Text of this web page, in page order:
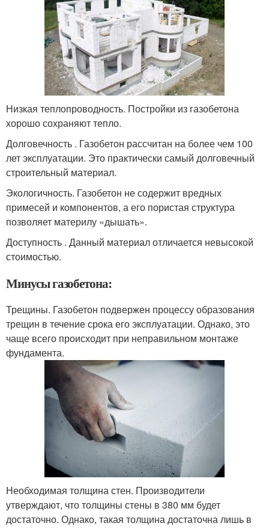
Низкая теплопроводность. Постройки из газобетона
хорошо сохраняют тепло.
Долговечность . Газобетон рассчитан на более чем 100
лет эксплуатации. Это практически самый долговечный
строительный материал.
Экологичность. Газобетон не содержит вредных
примесей и компонентов, а его пористая структура
позволяет материлу «дышать».
Доступность . Данный материал отличается невысокой
стоимостью.
Минусы газобетона:
Трещины. Газобетон подвержен процессу образования
трещин в течение срока его эксплуатации. Однако, это
чаще всего происходит при неправильном монтаже
фундамента.
Необходимая толщина стен. Производители
утверждают, что толщины стены в 380 мм будет
достаточно. Однако, такая толщина достаточна лишь в